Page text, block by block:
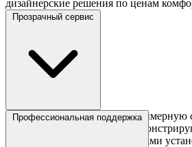
дизайнерские решения по ценам
Прозрачный сервис
Конфигуратор показывает примерную
видео реальных проектов
можете вдохновиться примерами
Профессиональная поддержка